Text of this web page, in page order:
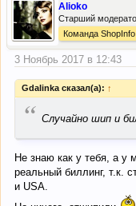
Alioko
Старший
Команда ShopInfo
3 Ноябрь 2017 в 12:43
Gdalinka сказал(а): ↑
“ Случайно шип и
Не знаю как у тебя, а у
реальный биллинг, т.к.
и USA.